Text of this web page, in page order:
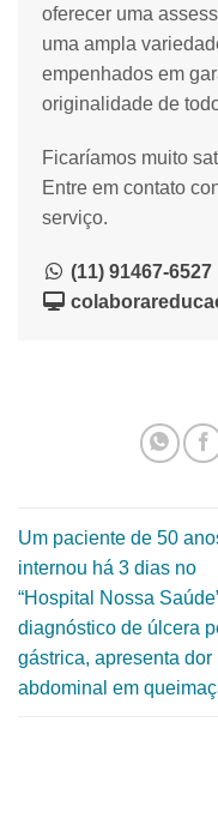
oferecer uma
uma ampla
empenhados em
originalidade de
Ficaríamos muito
Entre em contato
serviço.
(11) 91467-6527
Um paciente de 50
internou há 3 dias no
“Hospital Nossa
diagnóstico de úlcera
gástrica, apresenta dor
abdominal em